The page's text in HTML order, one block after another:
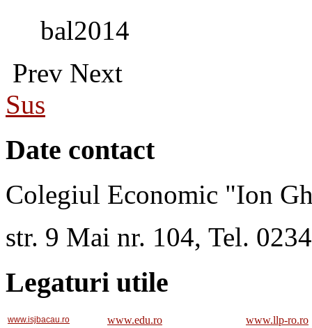
bal2014
Prev Next
Sus
Date contact
Colegiul Economic "Ion
str. 9 Mai nr. 104, Tel.
Legaturi utile
www.isjbacau.ro www.edu.ro www.llp-ro.ro